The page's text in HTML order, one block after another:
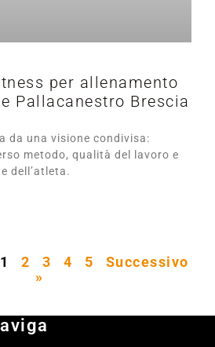
per allenamento
Pallacanestro Brescia
da una visione condivisa:
metodo, qualità del lavoro e
dell’atleta.
1 2 3 4 5
Successivo
»